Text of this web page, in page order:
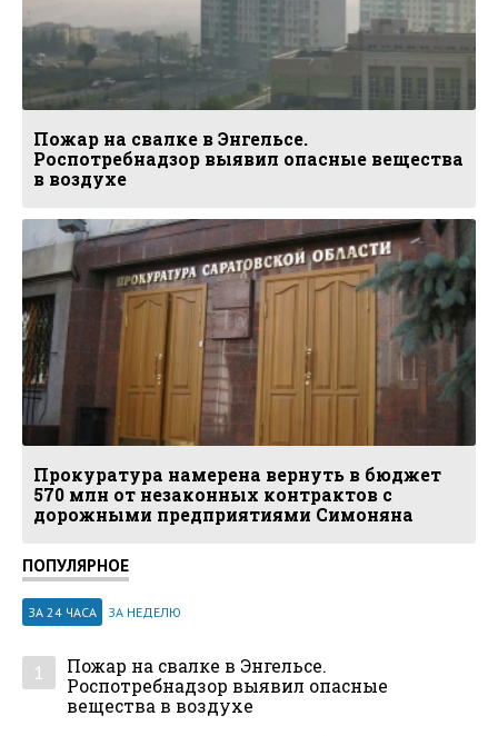
Пожар на свалке в Энгельсе.
Роспотребнадзор выявил опасные вещества
в воздухе
Прокуратура намерена вернуть в бюджет
570 млн от незаконных контрактов с
дорожными предприятиями Симоняна
ПОПУЛЯРНОЕ
ЗА 24 ЧАСА ЗА НЕДЕЛЮ
1
Пожар на свалке в Энгельсе.
Роспотребнадзор выявил опасные
вещества в воздухе